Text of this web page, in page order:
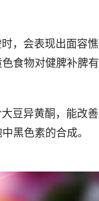
会表现出面容憔
食物对健脾补脾有
异黄酮，能改善
黑色素的合成。